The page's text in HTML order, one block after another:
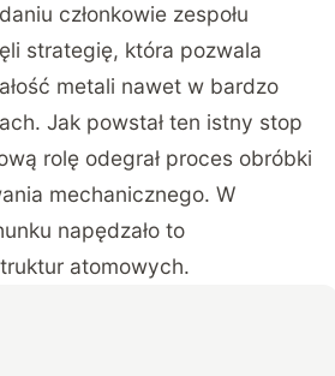
członkowie zespołu
strategię, która pozwala
metali nawet w bardzo
Jak powstał ten istny stop
rolę odegrał proces obróbki
mechanicznego. W
napędzało to
atomowych.